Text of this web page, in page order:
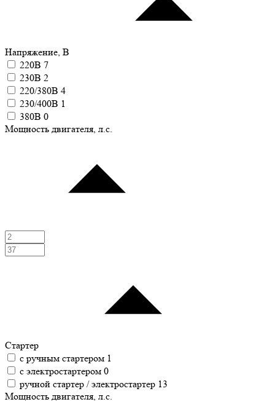
Напряжение, В
220В 7
230В 2
220/380В 4
230/400В 1
380В 0
Мощность двигателя, л.с.
Стартер
с ручным стартером 1
с электростартером 0
ручной стартер / электростартер 13
Мощность двигателя, л.с.